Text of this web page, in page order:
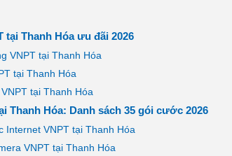
tại Thanh Hóa ưu đãi 2026
VNPT tại Thanh Hóa
tại Thanh Hóa
tại Thanh Hóa
Thanh Hóa: Danh sách 35 gói cước 2026
Internet VNPT tại Thanh Hóa
VNPT tại Thanh Hóa